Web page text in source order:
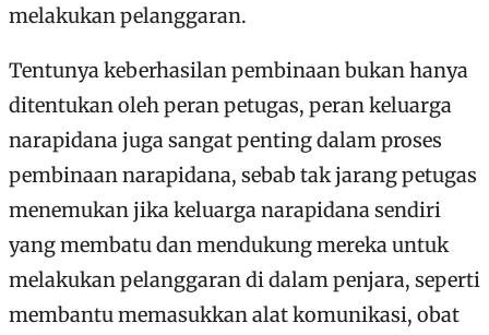
melakukan pelanggaran.
Tentunya keberhasilan pembinaan bukan hanya
ditentukan oleh peran petugas, peran keluarga
narapidana juga sangat penting dalam proses
pembinaan narapidana, sebab tak jarang petugas
menemukan jika keluarga narapidana sendiri
yang membatu dan mendukung mereka untuk
melakukan pelanggaran di dalam penjara, seperti
membantu memasukkan alat komunikasi, obat